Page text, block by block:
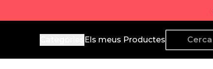
Producto de Aquí
Els meus Productes